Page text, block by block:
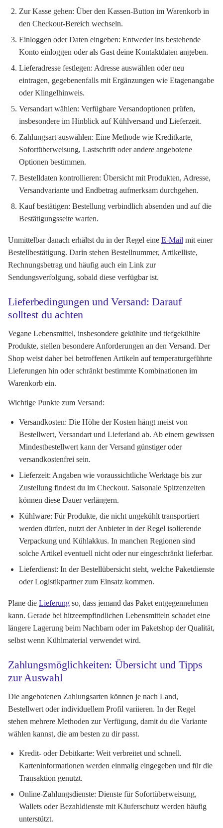
Zur Kasse gehen: Über den Kassen-Button im Warenkorb in
den Checkout-Bereich wechseln.
Einloggen oder Daten eingeben: Entweder ins bestehende
Konto einloggen oder als Gast deine Kontaktdaten angeben.
Lieferadresse festlegen: Adresse auswählen oder neu
eintragen, gegebenenfalls mit Ergänzungen wie Etagenangabe
oder Klingelhinweis.
Versandart wählen: Verfügbare Versandoptionen prüfen,
insbesondere im Hinblick auf Kühlversand und Lieferzeit.
Zahlungsart auswählen: Eine Methode wie Kreditkarte,
Sofortüberweisung, Lastschrift oder andere angebotene
Optionen bestimmen.
Bestelldaten kontrollieren: Übersicht mit Produkten, Adresse,
Versandvariante und Endbetrag aufmerksam durchgehen.
Kauf bestätigen: Bestellung verbindlich absenden und auf die
Bestätigungsseite warten.
Unmittelbar danach erhältst du in der Regel eine E-Mail mit einer
Bestellbestätigung. Darin stehen Bestellnummer, Artikelliste,
Rechnungsbetrag und häufig auch ein Link zur
Sendungsverfolgung, sobald diese verfügbar ist.
Lieferbedingungen und Versand: Darauf
solltest du achten
Vegane Lebensmittel, insbesondere gekühlte und tiefgekühlte
Produkte, stellen besondere Anforderungen an den Versand. Der
Shop weist daher bei betroffenen Artikeln auf temperaturgeführte
Lieferungen hin oder schränkt bestimmte Kombinationen im
Warenkorb ein.
Wichtige Punkte zum Versand:
Versandkosten: Die Höhe der Kosten hängt meist von
Bestellwert, Versandart und Lieferland ab. Ab einem gewissen
Mindestbestellwert kann der Versand günstiger oder
versandkostenfrei sein.
Lieferzeit: Angaben wie voraussichtliche Werktage bis zur
Zustellung findest du im Checkout. Saisonale Spitzenzeiten
können diese Dauer verlängern.
Kühlware: Für Produkte, die nicht ungekühlt transportiert
werden dürfen, nutzt der Anbieter in der Regel isolierende
Verpackung und Kühlakkus. In manchen Regionen sind
solche Artikel eventuell nicht oder nur eingeschränkt lieferbar.
Lieferdienst: In der Bestellübersicht steht, welche Paketdienste
oder Logistikpartner zum Einsatz kommen.
Plane die Lieferung so, dass jemand das Paket entgegennehmen
kann. Gerade bei hitzeempfindlichen Lebensmitteln schadet eine
längere Lagerung beim Nachbarn oder im Paketshop der Qualität,
selbst wenn Kühlmaterial verwendet wird.
Zahlungsmöglichkeiten: Übersicht und Tipps
zur Auswahl
Die angebotenen Zahlungsarten können je nach Land,
Bestellwert oder individuellem Profil variieren. In der Regel
stehen mehrere Methoden zur Verfügung, damit du die Variante
wählen kannst, die am besten zu dir passt.
Kredit- oder Debitkarte: Weit verbreitet und schnell.
Karteninformationen werden einmalig eingegeben und für die
Transaktion genutzt.
Online-Zahlungsdienste: Dienste für Sofortüberweisung,
Wallets oder Bezahldienste mit Käuferschutz werden häufig
unterstützt.